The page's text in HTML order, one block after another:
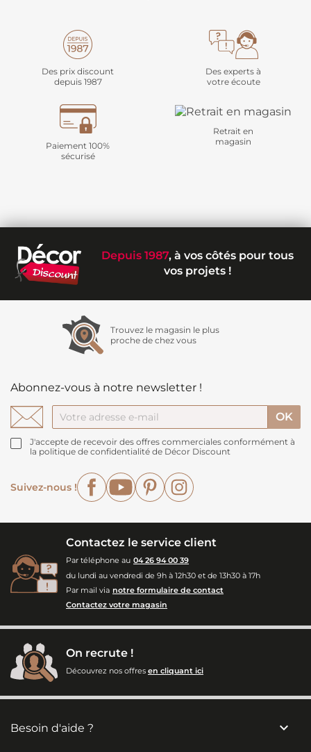
Des prix discount
depuis 1987
Des experts à
votre écoute
Paiement 100%
sécurisé
Retrait en
magasin
Depuis 1987, à vos côtés pour tous
vos projets !
Trouvez le magasin le plus
proche de chez vous
Abonnez-vous à notre newsletter !
J'accepte de recevoir des offres commerciales conformément à
la politique de confidentialité de Décor Discount
Suivez-nous !
FacebookYouTubePinterest
Contactez le service client
Par téléphone au 04 26 94 00 39
du lundi au vendredi de 9h à 12h30 et de 13h30 à 17h
Par mail via notre formulaire de contact
Contactez votre magasin
On recrute !
Découvrez nos offres en cliquant ici
Besoin d'aide ?
